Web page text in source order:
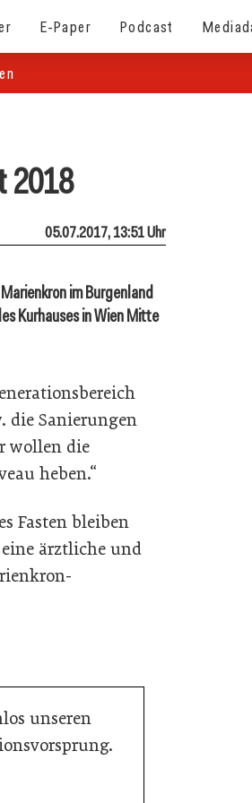
E-Paper Podcast
2018
05.07.2017, 13:51 Uhr
im Burgenland
Kurhauses in Wien Mitte
die Sanierungen
wollen die
heben.“
Fasten bleiben
ärztliche und
unseren